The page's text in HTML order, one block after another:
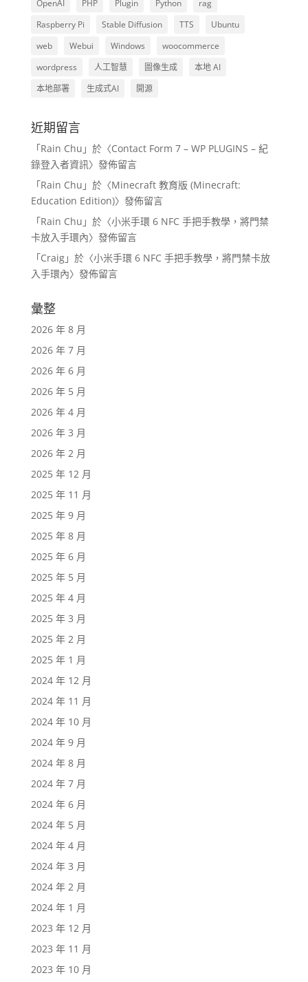
OpenAI PHP Plugin Python
rag
Raspberry Pi
Stable Diffusion TTS
Ubuntu
web
Webui Windows
woocommerce
wordpress
人工智慧 圖像生成
本地 AI
本地部署
生成式AI 開源
近期留言
「Rain Chu 」於〈Contact Form 7 – WP PLUGINS – 紀
錄登入者資訊〉發佈留言
「Rain Chu 」於〈Minecraft 教育版 (Minecraft:
Education Edition)〉發佈留言
「Rain Chu 」於〈小米手環 6 NFC 手把手教學，將門禁
卡放入手環內〉發佈留言
「Craig」於〈小米手環 6 NFC 手把手教學，將門禁卡放
入手環內〉發佈留言
彙整
2026 年 8 月
2026 年 7 月
2026 年 6 月
2026 年 5 月
2026 年 4 月
2026 年 3 月
2026 年 2 月
2025 年 12 月
2025 年 11 月
2025 年 9 月
2025 年 8 月
2025 年 6 月
2025 年 5 月
2025 年 4 月
2025 年 3 月
2025 年 2 月
2025 年 1 月
2024 年 12 月
2024 年 11 月
2024 年 10 月
2024 年 9 月
2024 年 8 月
2024 年 7 月
2024 年 6 月
2024 年 5 月
2024 年 4 月
2024 年 3 月
2024 年 2 月
2024 年 1 月
2023 年 12 月
2023 年 11 月
2023 年 10 月